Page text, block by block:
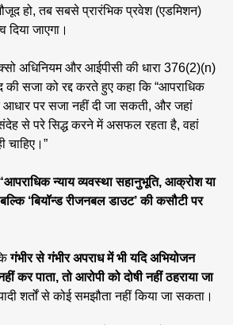
मौजूद हो, तब सबसे प्रारंभिक प्रवेश (एडमिशन)
दिया जाएगा।
अधिनियम और आईपीसी की धारा 376(2)(n)
सजा को रद्द करते हुए कहा कि “आपराधिक
आधार पर सजा नहीं दी जा सकती, और जहां
से परे सिद्ध करने में असफल रहता है, वहां
चाहिए।”
न्याय व्यवस्था सहानुभूति, आक्रोश या
‘बियॉन्ड रीजनबल डाउट’ की कसौटी पर
गंभीर से गंभीर अपराध में भी यदि अभियोजन
कर पाता, तो आरोपी को दोषी नहीं ठहराया जा
शर्तों से कोई समझौता नहीं किया जा सकता।